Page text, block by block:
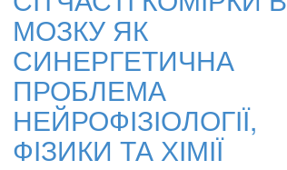
МОЗКУ ЯК
СИНЕРГЕТИЧНА
ПРОБЛЕМА
НЕЙРОФІЗІОЛОГІЇ,
ФІЗИКИ ТА ХІМІЇ